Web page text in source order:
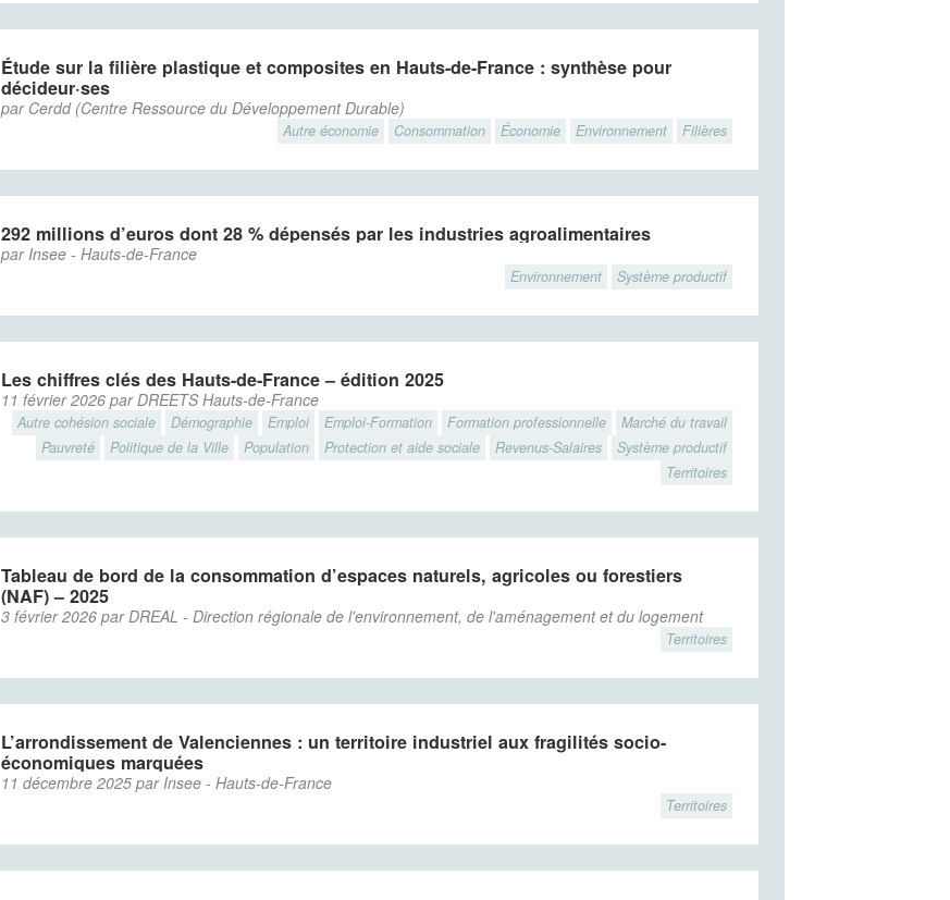
Étude sur la filière plastique et composites en Hauts-de-France : synthèse pour
décideur·ses
par Cerdd (Centre Ressource du Développement Durable)
Autre économie Consommation Économie Environnement Filières
292 millions d’euros dont 28 % dépensés par les industries agroalimentaires
par Insee - Hauts-de-France
Environnement Système productif
Les chiffres clés des Hauts-de-France – édition 2025
11 février 2026 par DREETS Hauts-de-France
Autre cohésion sociale Démographie Emploi Emploi-Formation Formation professionnelle
Marché du travail
Pauvreté
Politique de la Ville Population Protection et aide sociale Revenus-Salaires
Système productif
Territoires
Tableau de bord de la consommation d’espaces naturels, agricoles ou forestiers
(NAF) – 2025
3 février 2026 par DREAL - Direction régionale de l'environnement, de l'aménagement et du logement
Territoires
L’arrondissement de Valenciennes : un territoire industriel aux fragilités socio-
économiques marquées
11 décembre 2025 par Insee - Hauts-de-France
Territoires